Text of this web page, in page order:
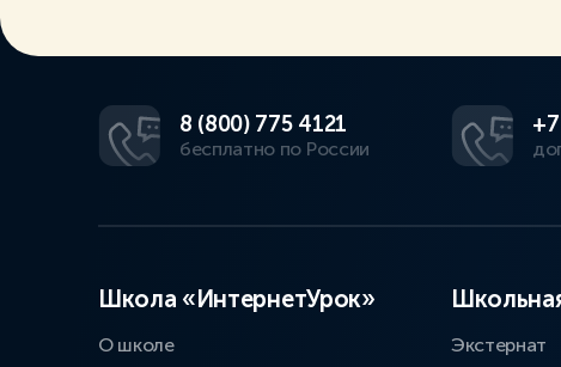
8 (800) 775 4121
бесплатно по России
Школа «ИнтернетУрок»
О школе
Экстернат